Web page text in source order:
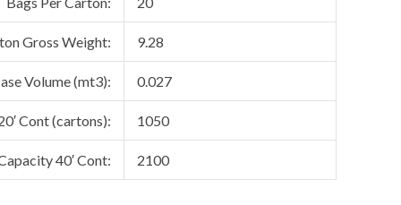
Gross Weight: 9.28
Volume (mt3): 0.027
Cont (cartons): 1050
40′ Cont: 2100